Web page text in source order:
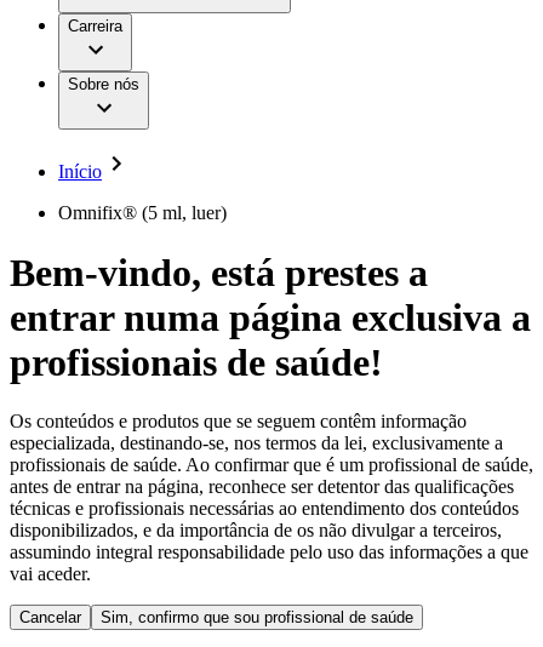
Aesculap Academy
Contentores Estéreis
Neurocirurgia
Nutrição Clínica
Prevenção e Controlo de Infeções
Retenção Urinária e Urologia
Suturas e Especialidades Cirúrgicas
Terapias de Infusão
Terapia de Intervenção Vascular
Tratamento de Feridas
Tratamento de Sangue Extracorporal
Soluções
Terapias
Patologias e Cuidados
Serviços
Cuidados Domiciliários
Coordenamos os seus cuidados médicos quando recebe alta
do hospital. Para mais informações, visite a nossa página de
cuidados domiciliários.
Trabalhar na B. Braun
Oportunidades de emprego
A nossa cultura
Vagas disponíveis
Descubra as tuas oportunidades de carreira na B. Braun.
Pesquise no nosso mercado de trabalho global por perfis de
trabalho interessantes.
Centro de Inovação
Responsabilidade
Acesso aos Cuidados de Saúde
Comunicados de Imprensa
Contactos
Formulário de Contacto
Empresa
Responsabilidade
Media
Carreira
Sobre nós
Início
Omnifix® (5 ml, luer)
Bem-vindo, está prestes a
entrar numa página exclusiva a
profissionais de saúde!
Os conteúdos e produtos que se seguem contêm informação
especializada, destinando-se, nos termos da lei, exclusivamente a
profissionais de saúde. Ao confirmar que é um profissional de saúde,
antes de entrar na página, reconhece ser detentor das qualificações
técnicas e profissionais necessárias ao entendimento dos conteúdos
disponibilizados, e da importância de os não divulgar a terceiros,
assumindo integral responsabilidade pelo uso das informações a que
vai aceder.
Cancelar Sim, confirmo que sou profissional de saúde